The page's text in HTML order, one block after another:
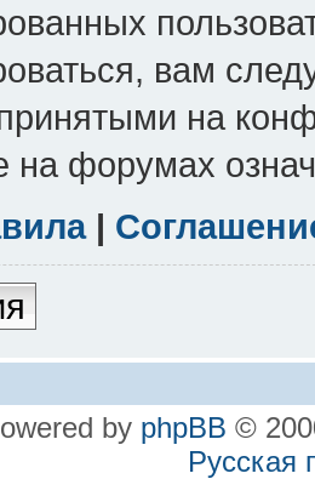
вам
на
на форумах
|
by phpBB ©
Русская